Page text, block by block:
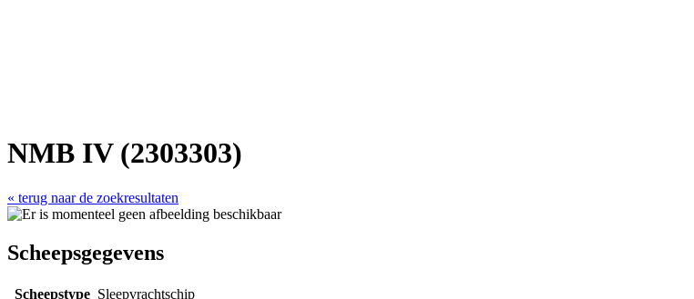
NMB IV (2303303)
« terug naar de zoekresultaten
Scheepsgegevens
Scheepstype Sleepvrachtschip